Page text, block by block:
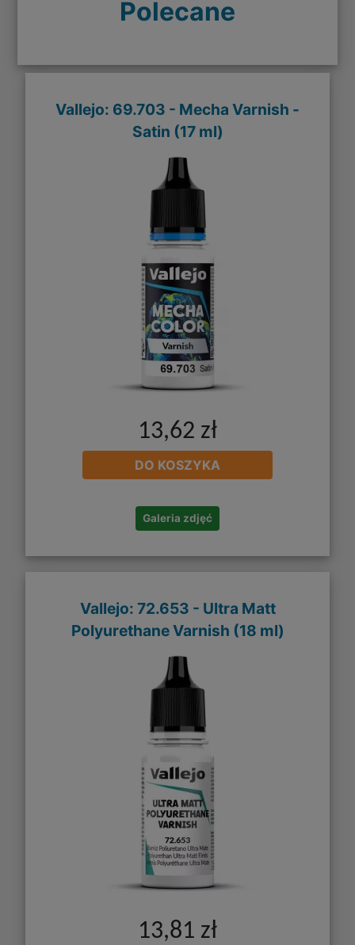
Polecane
Vallejo: 69.703 - Mecha Varnish -
Satin (17 ml)
13,62 zł
DO KOSZYKA
Galeria zdjęć
Vallejo: 72.653 - Ultra Matt
Polyurethane Varnish (18 ml)
13,81 zł